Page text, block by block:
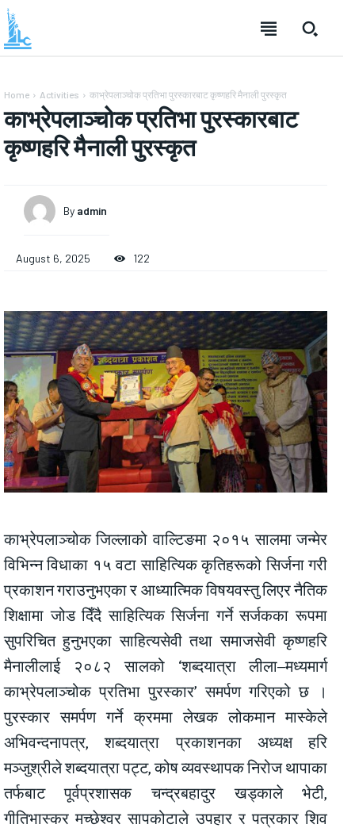
Home Activities काभ्रेपलाञ्चोक प्रतिभा पुरस्कारबाट कृष्णहरि मैनाली पुरस्कृत
काभ्रेपलाञ्चोक प्रतिभा पुरस्कारबाट
कृष्णहरि मैनाली पुरस्कृत
By admin
August 6, 2025 122
काभ्रेपलाञ्चोक जिल्लाको वाल्टिङमा २०१५ सालमा जन्मेर
विभिन्न विधाका १५ वटा साहित्यिक कृतिहरूको सिर्जना गरी
प्रकाशन गराउनुभएका र आध्यात्मिक विषयवस्तु लिएर नैतिक
शिक्षामा जोड दिँदै साहित्यिक सिर्जना गर्ने सर्जकका रूपमा
सुपरिचित हुनुभएका साहित्यसेवी तथा समाजसेवी कृष्णहरि
मैनालीलाई २०८२ सालको ‘शब्दयात्रा लीला–मध्यमार्ग
काभ्रेपलाञ्चोक प्रतिभा पुरस्कार’ समर्पण गरिएको छ ।
पुरस्कार समर्पण गर्ने क्रममा लेखक लोकमान मास्केले
अभिवन्दनापत्र, शब्दयात्रा प्रकाशनका अध्यक्ष हरि
मञ्जुश्रीले शब्दयात्रा पट्ट, कोष व्यवस्थापक निरोज थापाका
तर्फबाट पूर्वप्रशासक चन्द्रबहादुर खड्काले भेटी,
गीतिभास्कर मच्छेश्वर सापकोटाले उपहार र पत्रकार शिव